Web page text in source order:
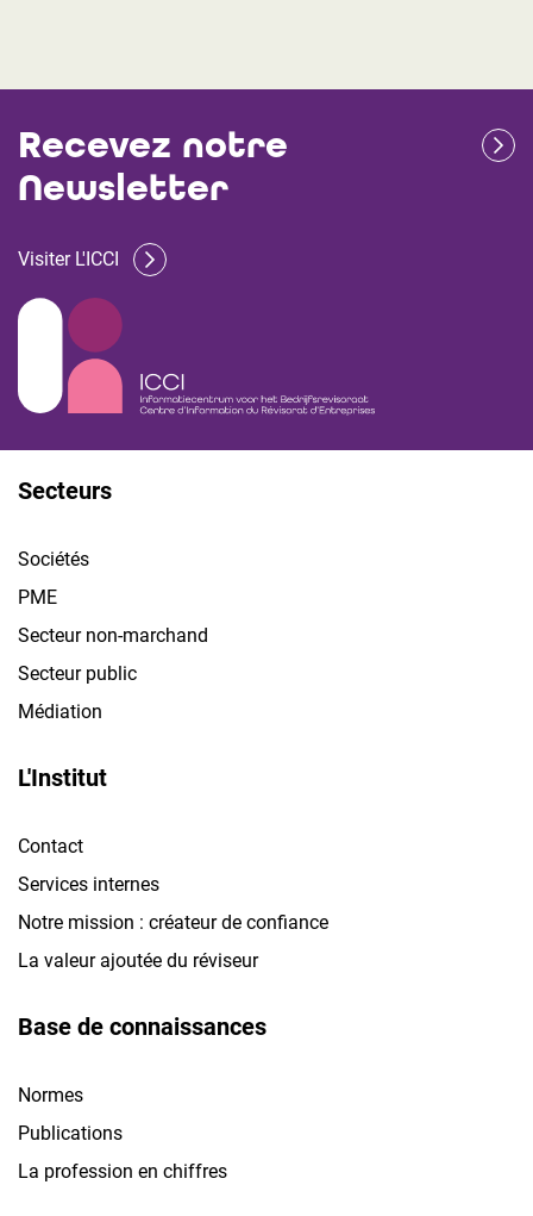
Recevez notre
Newsletter
Visiter L'ICCI
Secteurs
Sociétés
PME
Secteur non-marchand
Secteur public
Médiation
L'Institut
Contact
Services internes
Notre mission : créateur de confiance
La valeur ajoutée du réviseur
Base de connaissances
Normes
Publications
La profession en chiffres